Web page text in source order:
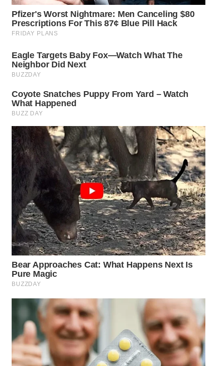
KARO
WN
WN
LABUHANBATU
WN
TAPANULI
WN DELI
SERDANG
WN
TEBING
TINGGI
WN
PAKPAK
WN
KARAWANG
WN
BEKASI
BOGOR